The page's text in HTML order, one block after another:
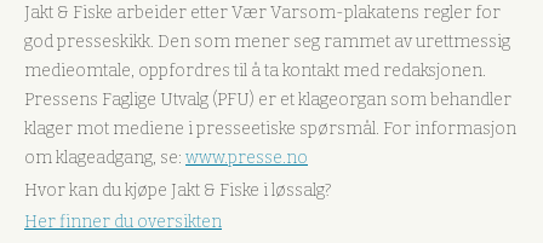
Jakt & Fiske arbeider etter Vær Varsom-plakatens regler for
god presseskikk. Den som mener seg rammet av urettmessig
medieomtale, oppfordres til å ta kontakt med redaksjonen.
Pressens Faglige Utvalg (PFU) er et klageorgan som behandler
klager mot mediene i presseetiske spørsmål. For informasjon
om klageadgang, se: www.presse.no
Hvor kan du kjøpe Jakt & Fiske i løssalg?
Her finner du oversikten